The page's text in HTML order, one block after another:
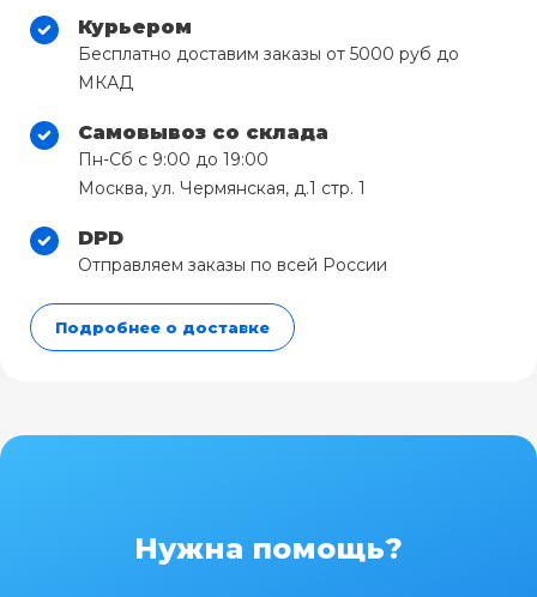
Курьером
Бесплатно доставим заказы от 5000 руб до
МКАД
Самовывоз со склада
Пн-Сб с 9:00 до 19:00
Москва, ул. Чермянская, д.1 стр. 1
DPD
Отправляем заказы по всей России
Подробнее о доставке
Нужна помощь?